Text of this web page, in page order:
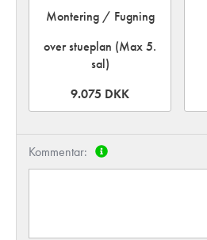
Montering / Fugning
over stueplan (Max 5.
sal)
9.075 DKK
Kommentar: